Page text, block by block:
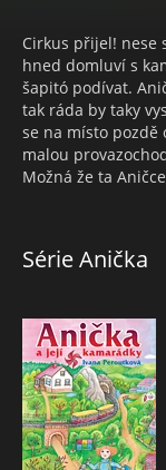
Cirkus přijel! nese
hned domluví s
šapitó podívat.
tak ráda by taky
se na místo pozdě
malou
Možná že ta
Série Anička